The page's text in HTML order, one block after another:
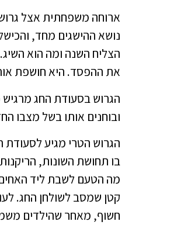
ארוחה משפחתית אצל
נושא ההישגים מחד,
הצליח השנה ומה הוא
את ההפסד. היא חושפת
הגרוש בסעודת החג
ובוחנים אותו בשל מצבו
הגרוש הטרי מגיע
בו תחושת השונות,
מה הטעם לשבת ליד האחים
קטן שמסב לשולחן החג.
חשוף, מאחר שהילדים